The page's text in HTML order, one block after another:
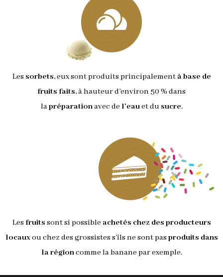
Les sorbets, eux sont produits principalement à base de
fruits faits, à hauteur d’environ 50 % dans
lapréparationavec de l’eauet du sucre.
Lesfruits sont si possible achetés chez des producteurs
locauxou chez des grossistes s’ils ne sont pasproduits dans
la régioncomme la banane par exemple.